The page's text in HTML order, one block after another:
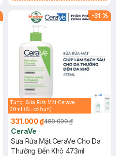
(SL có hạn)
-31 %
Tặng: Sữa Rửa Mặt Cerave
30ml (SL có hạn)
331.000 ₫480.000 ₫
CeraVe
Sữa Rửa Mặt CeraVe Cho Da
Thường Đến Khô 473ml